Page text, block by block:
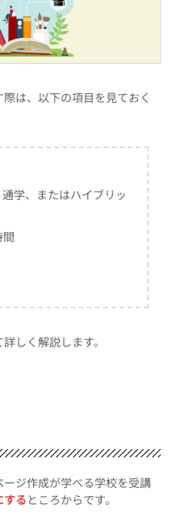
は、以下の項目を見ておく
学、またはハイブリッ
しく解説します。
ジ作成が学べる学校を受講
するところからです。